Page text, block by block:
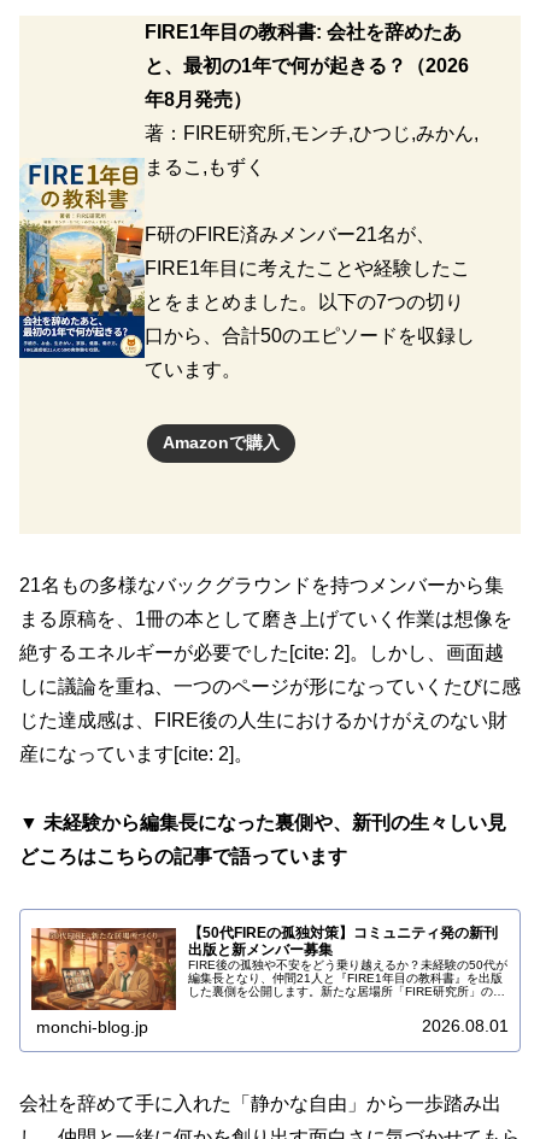
FIRE1年目の教科書: 会社を辞めたあ
と、最初の1年で何が起きる？
（2026
年8月発売）
著：FIRE研究所,モンチ,ひつじ,みかん,
まるこ,もずく
F研のFIRE済みメンバー21名が、
FIRE1年目に考えたことや経験したこ
とをまとめました。以下の7つの切り
口から、合計50のエピソードを収録し
ています。
Amazonで購入
21名もの多様なバックグラウンドを持つメンバーから集
まる原稿を、1冊の本として磨き上げていく作業は想像を
絶するエネルギーが必要でした[cite: 2]。しかし、画面越
しに議論を重ね、一つのページが形になっていくたびに感
じた達成感は、FIRE後の人生におけるかけがえのない財
産になっています[cite: 2]。
▼ 未経験から編集長になった裏側や、新刊の生々しい見
どころはこちらの記事で語っています
【50代FIREの孤独対策】コミュニティ発の新刊
出版と新メンバー募集
FIRE後の孤独や不安をどう乗り越えるか？未経験の50代が
編集長となり、仲間21人と『FIRE1年目の教科書』を出版
した裏側を公開します。新たな居場所「FIRE研究所」の新
monchi-blog.jp 2026.08.01
会社を辞めて手に入れた「静かな自由」から一歩踏み出